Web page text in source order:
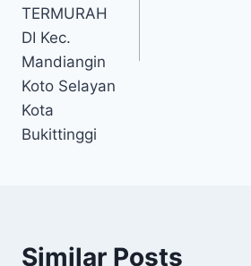
TERMURAH
DI Kec.
Mandiangin
Koto Selayan
Kota
Bukittinggi
Similar Posts